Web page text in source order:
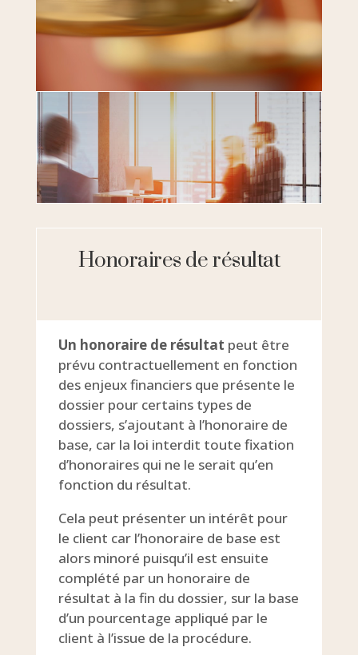
Honoraires de résultat
Un honoraire de résultat peut être
prévu contractuellement en fonction
des enjeux financiers que présente le
dossier pour certains types de
dossiers, s’ajoutant à l’honoraire de
base, car la loi interdit toute fixation
d’honoraires qui ne le serait qu’en
fonction du résultat.
Cela peut présenter un intérêt pour
le client car l’honoraire de base est
alors minoré puisqu’il est ensuite
complété par un honoraire de
résultat à la fin du dossier, sur la base
d’un pourcentage appliqué par le
client à l’issue de la procédure.